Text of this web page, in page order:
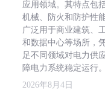
应用领域。其特点包
机械、防火和防护性
广泛用于商业建筑、
和数据中心等场所，
足不同领域对电力供
障电力系统稳定运行。
2026年8月4日